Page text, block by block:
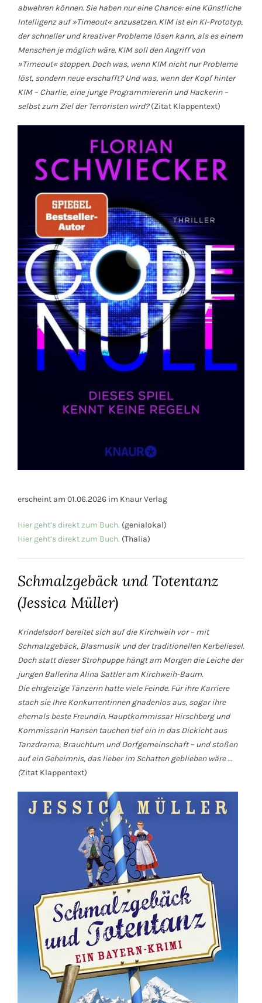
abwehren können. Sie haben nur eine Chance: eine Künstliche
Intelligenz auf »Timeout« anzusetzen. KIM ist ein KI-Prototyp,
der schneller und kreativer Probleme lösen kann, als es einem
Menschen je möglich wäre. KIM soll den Angriff von
»Timeout« stoppen. Doch was, wenn KIM nicht nur Probleme
löst, sondern neue erschafft? Und was, wenn der Kopf hinter
KIM – Charlie, eine junge Programmiererin und Hackerin –
selbst zum Ziel der Terroristen wird?(Zitat Klappentext)
erscheint am 01.06.2026 im Knaur Verlag
Hier geht’s direkt zum Buch. (genialokal)
Hier geht’s direkt zum Buch. (Thalia)
Schmalzgebäck und Totentanz
(Jessica Müller)
Krindelsdorf bereitet sich auf die Kirchweih vor – mit
Schmalzgebäck, Blasmusik und der traditionellen Kerbeliesel.
Doch statt dieser Strohpuppe hängt am Morgen die Leiche der
jungen Ballerina Alina Sattler am Kirchweih-Baum.
Die ehrgeizige Tänzerin hatte viele Feinde. Für ihre Karriere
stach sie Ihre Konkurrentinnen gnadenlos aus, sogar ihre
ehemals beste Freundin. Hauptkommissar Hirschberg und
Kommissarin Hansen tauchen tief ein in das Dickicht aus
Tanzdrama, Brauchtum und Dorfgemeinschaft – und stoßen
auf ein Geheimnis, das lieber im Schatten geblieben wäre …
(Zitat Klappentext)